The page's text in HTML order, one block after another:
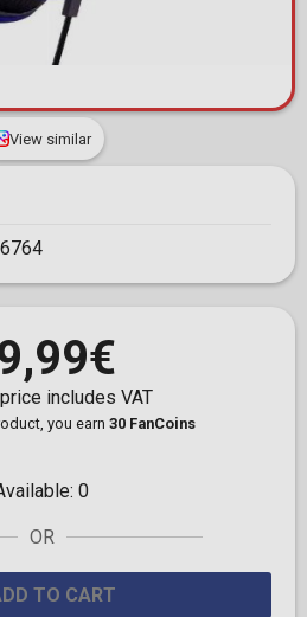
View similar
includes VAT
you earn 30 FanCoins
0
OR
TO CART